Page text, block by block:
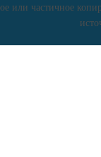
частичное